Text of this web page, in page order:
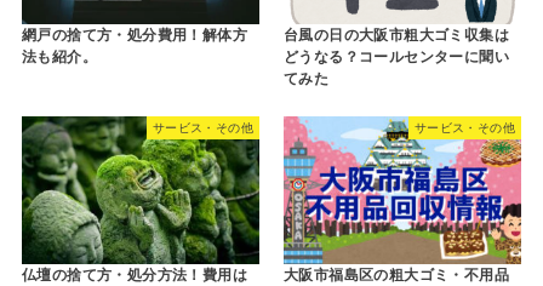
網戸の捨て方・処分費用！解体方
法も紹介。
台風の日の大阪市粗大ゴミ収集は
どうなる？コールセンターに聞い
てみた
サービス・その他
仏壇の捨て方・処分方法！費用は
サービス・その他
大阪市福島区の粗大ゴミ・不用品